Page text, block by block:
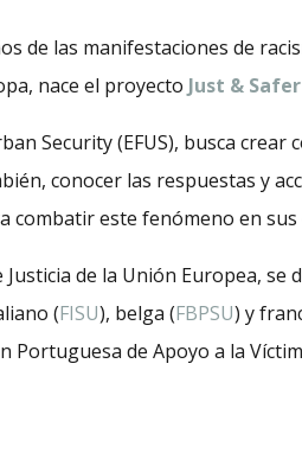
de las manifestaciones de
nace el proyecto Just &
Security (EFUS), busca
conocer las respuestas y
este fenómeno en
de la Unión Europea,
(FISU), belga (FBPSU) y
Portuguesa de Apoyo a la